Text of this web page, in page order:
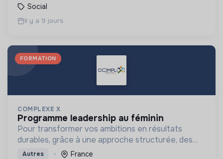
Social
Il y a 9 jours
FORMATION
COMPLEXE X
programme leadership au féminin
Pour transformer vos ambitions en résultats
durables, grâce à une approche structurée, des
outils concrets et des exercices de réflexion
Autres France